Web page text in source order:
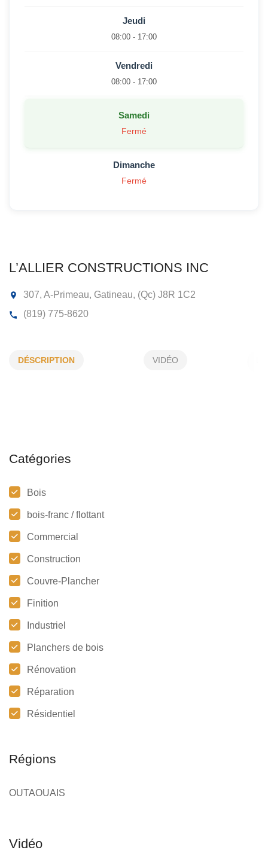
L’ALLIER CONSTRUCTIONS INC
DÉSCRIPTION VIDÉO
Catégories
Bois
bois-franc / flottant
Commercial
Construction
Couvre-Plancher
Finition
Industriel
Planchers de bois
Rénovation
Réparation
Résidentiel
Régions
OUTAOUAIS
Jeudi
08:00 - 17:00
Vendredi
08:00 - 17:00
Samedi
Fermé
Dimanche
Fermé